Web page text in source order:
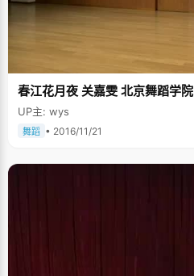
春江花月夜 关嘉雯 北京舞蹈学院
UP主: wys
舞蹈 • 2016/11/21